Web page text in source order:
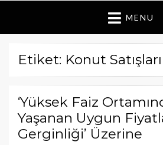
MENU
Etiket: Konut Satışları
‘Yüksek Faiz
Yaşanan Uygun
Gerginliği’ Üzerine